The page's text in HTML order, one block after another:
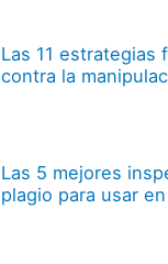
Las 11 estrategias
contra la
Las 5 mejores
plagio para usar